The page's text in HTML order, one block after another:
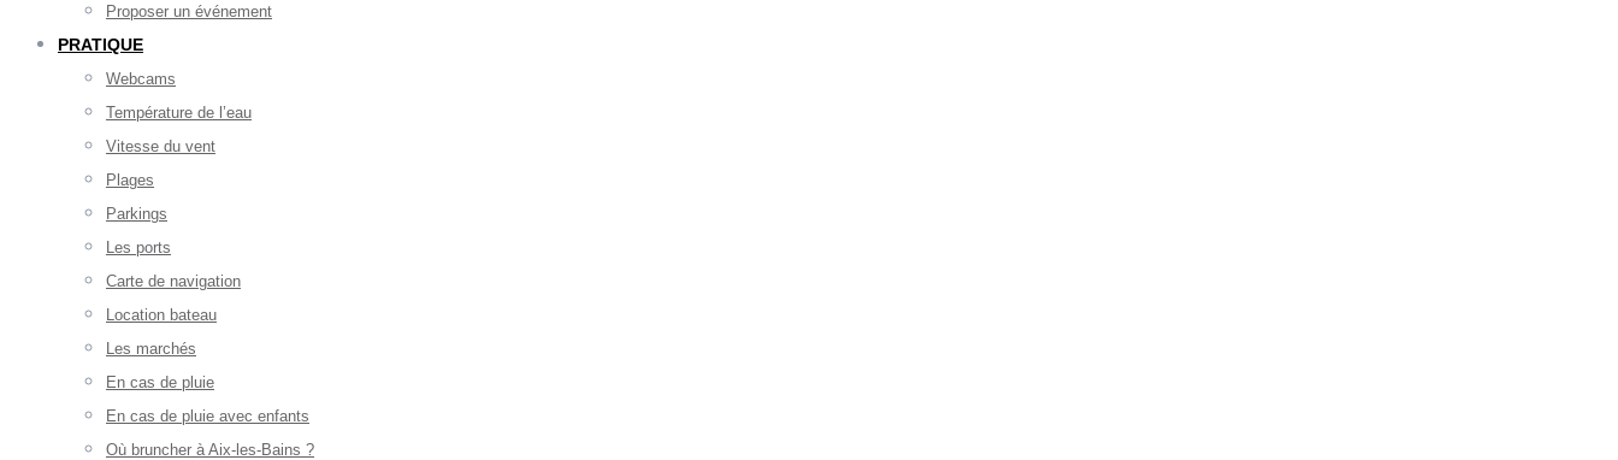
Proposer un événement
PRATIQUE
Webcams
Température de l’eau
Vitesse du vent
Plages
Parkings
Les ports
Carte de navigation
Location bateau
Les marchés
En cas de pluie
En cas de pluie avec enfants
Où bruncher à Aix-les-Bains ?